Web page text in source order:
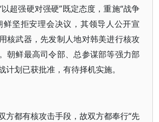
超强硬对强硬”既定态度，重施“战争
鲜坚拒安理会决议，其领导人公开宣
核武器，先发制人地对韩美进行核攻
朝鲜最高司令部、总参谋部等强力部
计划已获批准，有待择机实施。
方都有核攻击手段，故双方都奉行“先